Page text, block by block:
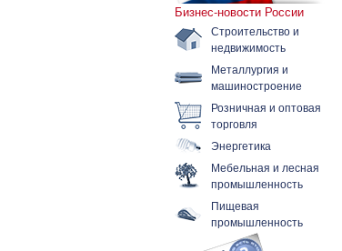
Бизнес-новости России
Строительство и
недвижимость
Металлургия и
машиностроение
Розничная и оптовая
торговля
Энергетика
Мебельная и лесная
промышленность
Пищевая
промышленность